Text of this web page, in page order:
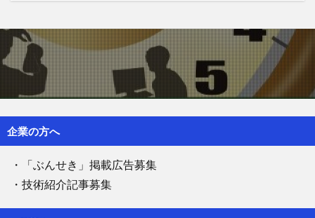
企業の方へ
・「ぶんせき」掲載広告募集
・技術紹介記事募集